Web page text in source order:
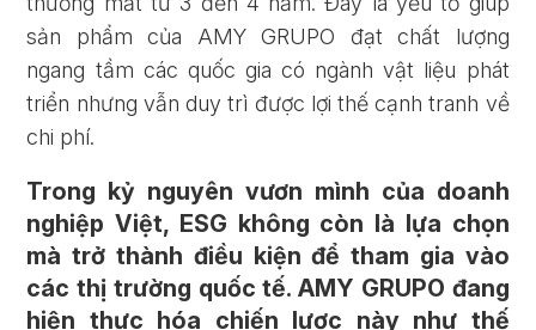
sản phẩm của AMY GRUPO đạt chất lượng
ngang tầm các quốc gia có ngành vật liệu phát
triển nhưng vẫn duy trì được lợi thế cạnh tranh về
chi phí.
Trong kỷ nguyên vươn mình của doanh
nghiệp Việt, ESG không còn là lựa chọn
mà trở thành điều kiện để tham gia vào
các thị trường quốc tế. AMY GRUPO đang
hiện thực hóa chiến lược này như thế